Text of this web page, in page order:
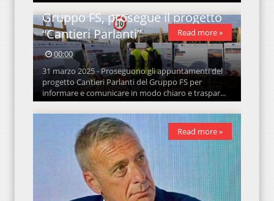
Gruppo FS, prosegue il progetto
“Cantieri Parlanti”
00:00
31 marzo 2025 - Proseguono gli appuntamenti del
progetto Cantieri Parlanti del Gruppo FS per
informare e comunicare in modo chiaro e traspar...
Read more »
Read more »